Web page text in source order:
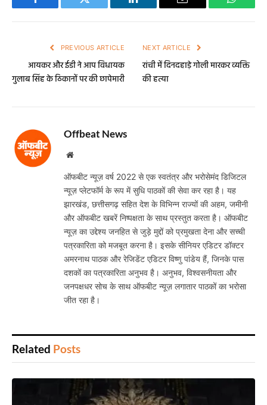
Facebook Twitter LinkedIn Email
PREVIOUS ARTICLE
आयकर और ईडी ने आप विधायक
गुलाब सिंह के ठिकानों पर की छापेमारी
NEXT ARTICLE
रांची में दिनदहाड़े गोली मारकर व्यक्ति
की हत्या
Offbeat News
Website
ऑफबीट न्यूज़ वर्ष 2022 से एक स्वतंत्र और भरोसेमंद डिजिटल
न्यूज़ प्लेटफॉर्म के रूप में सुधि पाठकों की सेवा कर रहा है। यह
झारखंड, छत्तीसगढ़ सहित देश के विभिन्न राज्यों की अहम, जमीनी
और ऑफबीट खबरें निष्पक्षता के साथ प्रस्तुत करता है। ऑफबीट
न्यूज़ का उद्देश्य जनहित से जुड़े मुद्दों को प्रमुखता देना और सच्ची
पत्रकारिता को मजबूत करना है। इसके सीनियर एडिटर डॉक्टर
अमरनाथ पाठक और रेजिडेंट एडिटर विष्णु पांडेय हैं, जिनके पास
दशकों का पत्रकारिता अनुभव है। अनुभव, विश्वसनीयता और
जनपक्षधर सोच के साथ ऑफबीट न्यूज़ लगातार पाठकों का भरोसा
जीत रहा है।
Related Posts